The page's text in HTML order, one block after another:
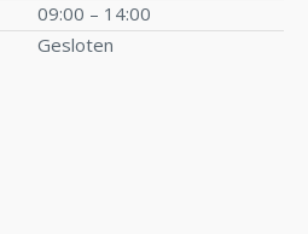
09:00 – 14:00
Gesloten